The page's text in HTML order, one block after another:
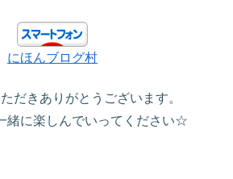
にほんブログ村
だきありがとうございます。
緒に楽しんでいってください☆